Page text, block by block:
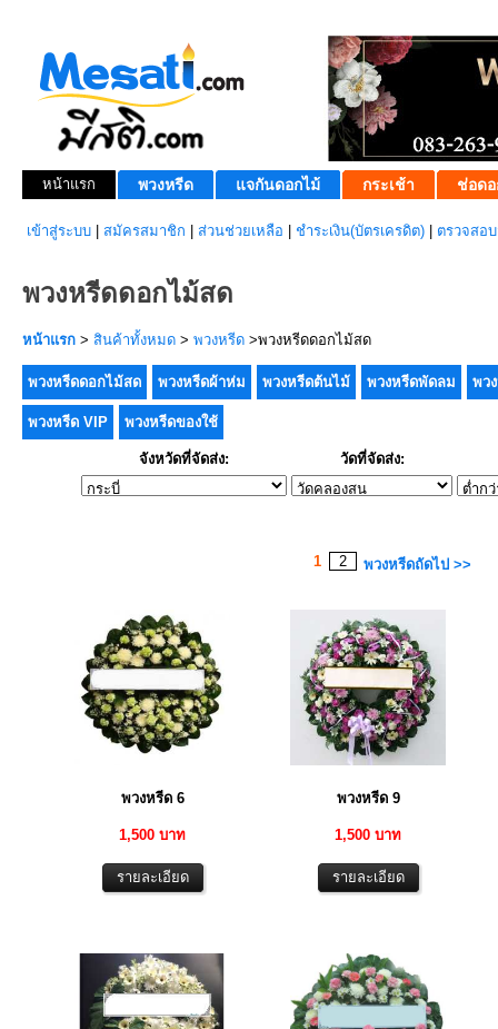
หน้าแรก พวงหรีด แจกันดอกไม้ กระเช้า ช่อดอ
เข้าสู่ระบบ สมัครสมาชิก ส่วนช่วยเหลือ ชำระเงิน(บัตรเครดิต) ตรวจสอ
พวงหรีดดอกไม้สด
หน้าแรก > สินค้าทั้งหมด > พวงหรีด >พวงหรีดดอกไม้สด
พวงหรีดดอกไม้สด พวงหรีดผ้าห่ม พวงหรีดต้นไม้ พวงหรีดพัดลม พว
พวงหรีด VIP พวงหรีดของใช้
จังหวัดที่จัดส่ง: วัดที่จัดส่ง:
1 2 พวงหรีดถัดไป >>
พวงหรีด 6
1,500 บาท
พวงหรีด 9
1,500 บาท